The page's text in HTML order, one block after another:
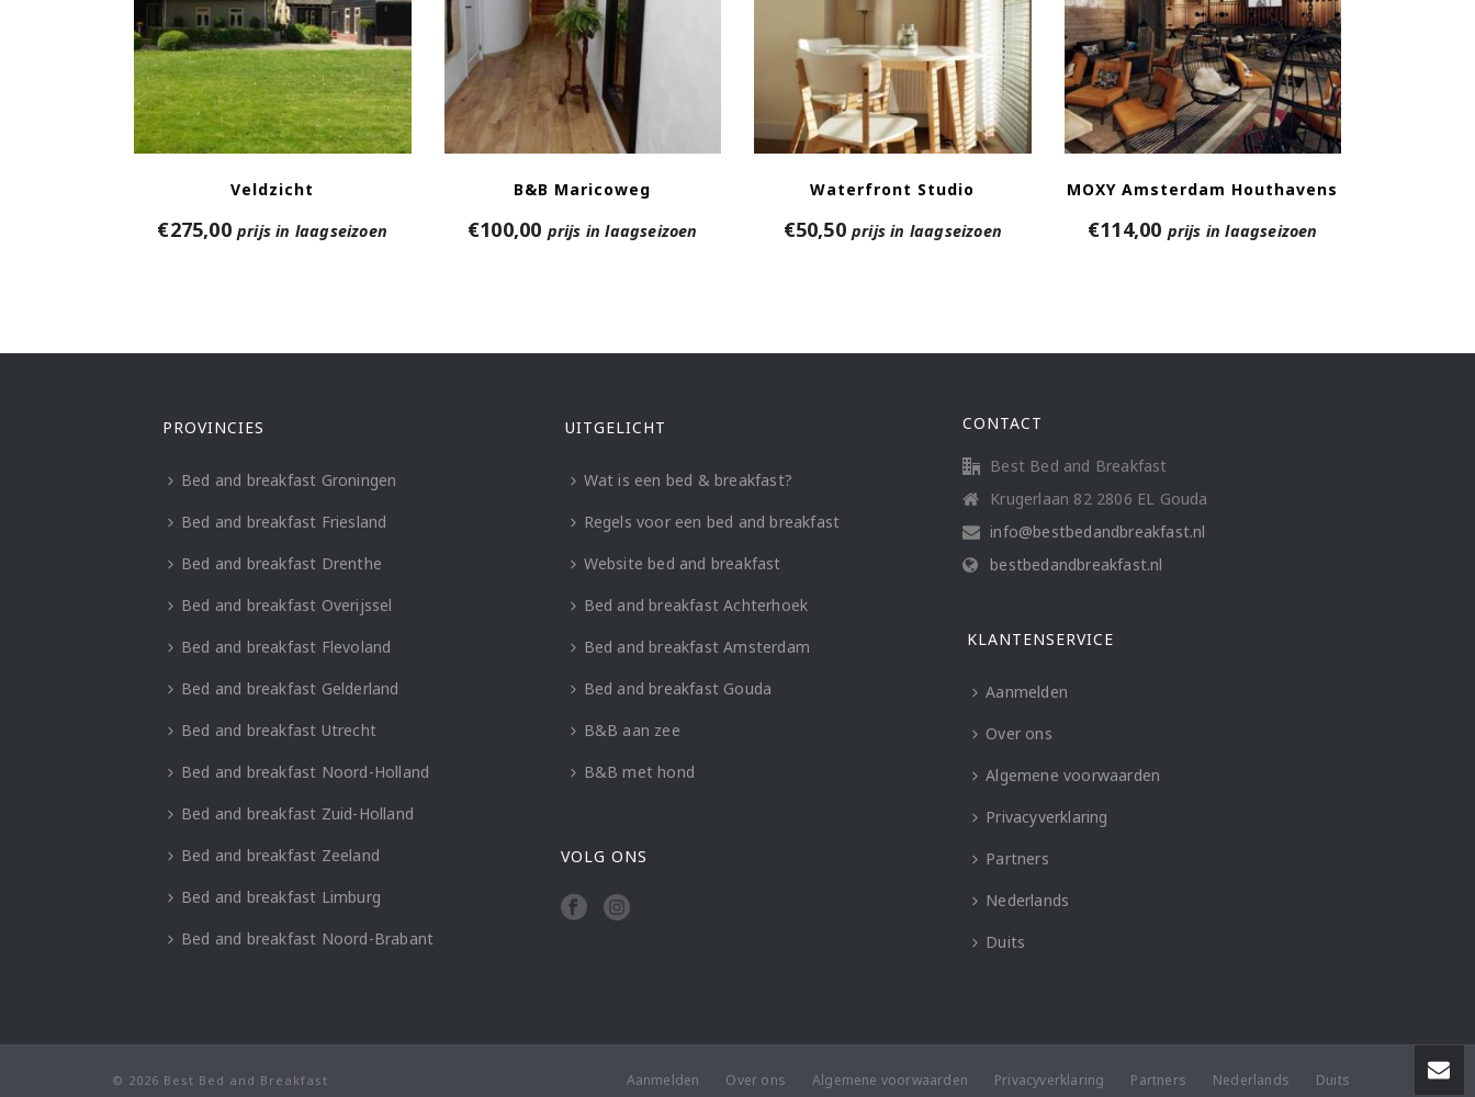
Veldzicht
€275,00 prijs in laagseizoen
B&B Maricoweg
€100,00 prijs in laagseizoen
Waterfront Studio
€50,50 prijs in laagseizoen
MOXY Amsterdam Houthavens
€114,00 prijs in laagseizoen
PROVINCIES
Bed and breakfast Groningen
Bed and breakfast Friesland
Bed and breakfast Drenthe
Bed and breakfast Overijssel
Bed and breakfast Flevoland
Bed and breakfast Gelderland
Bed and breakfast Utrecht
Bed and breakfast Noord-Holland
Bed and breakfast Zuid-Holland
Bed and breakfast Zeeland
Bed and breakfast Limburg
Bed and breakfast Noord-Brabant
UITGELICHT
Wat is een bed & breakfast?
Regels voor een bed and breakfast
Website bed and breakfast
Bed and breakfast Achterhoek
Bed and breakfast Amsterdam
Bed and breakfast Gouda
B&B aan zee
B&B met hond
VOLG ONS
CONTACT
Best Bed and Breakfast
Krugerlaan 82 2806 EL Gouda
info@bestbedandbreakfast.nl
bestbedandbreakfast.nl
KLANTENSERVICE
Aanmelden
Over ons
Algemene voorwaarden
Privacyverklaring
Partners
Nederlands
Duits
© 2026 Best Bed and Breakfast Aanmelden Over ons Algemene voorwaarden Privacyverklaring Partners Nederlands Duits